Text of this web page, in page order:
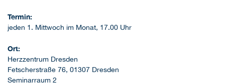
Termin:
jeden 1. Mittwoch im Monat, 17.00 Uhr
Ort:
Herzzentrum Dresden
Fetscherstraße 76, 01307 Dresden
Seminarraum 2